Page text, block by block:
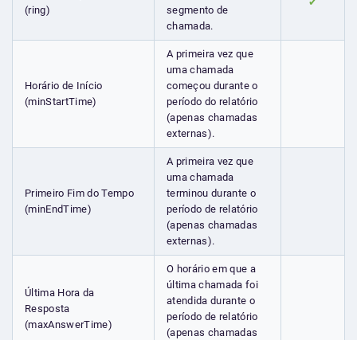
(ring)
segmento de
chamada.
✔
Horário de Início
(minStartTime)
A primeira vez que
uma chamada
começou durante o
período do relatório
(apenas chamadas
externas).
Primeiro Fim do Tempo
(minEndTime)
A primeira vez que
uma chamada
terminou durante o
período de relatório
(apenas chamadas
externas).
Última Hora da
Resposta
(maxAnswerTime)
O horário em que a
última chamada foi
atendida durante o
período de relatório
(apenas chamadas